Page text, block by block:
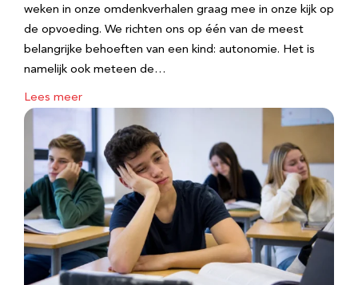
weken in onze omdenkverhalen graag mee in onze kijk op
de opvoeding. We richten ons op één van de meest
belangrijke behoeften van een kind: autonomie. Het is
namelijk ook meteen de…
Lees meer